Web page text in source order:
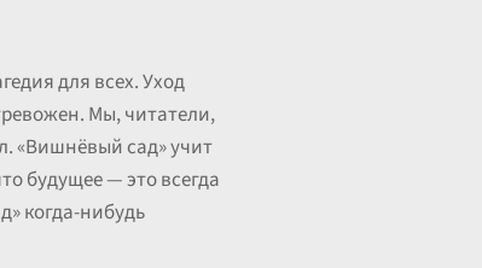
для всех. Уход
Мы, читатели,
«Вишнёвый сад» учит
будущее — это всегда
когда-нибудь